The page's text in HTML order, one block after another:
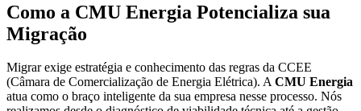
Como a CMU Energia Potencializa sua
Migração
Migrar exige estratégia e conhecimento das regras da CCEE
(Câmara de Comercialização de Energia Elétrica). ACMU Energia
atua como o braço inteligente da sua empresa nesse processo. Nós